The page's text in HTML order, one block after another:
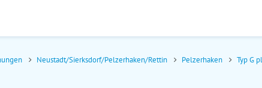
Neustadt/Sierksdorf/Pelzerhaken/Rettin Pelzerhaken Typ G